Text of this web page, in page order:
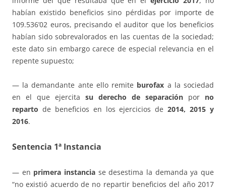
habían existido beneficios sino pérdidas por importe de
109.536’02 euros, precisando el auditor que los beneficios
habían sido sobrevalorados en las cuentas de la sociedad;
este dato sin embargo carece de especial relevancia en el
repente supuesto;
— la demandante ante ello remite burofax a la sociedad
en el que ejercita su derecho de separación por no
reparto de beneficios en los ejercicios de2014, 2015 y
2016.
Sentencia 1ª Instancia
— en primera instancia se desestima la demanda ya que
“no existió acuerdo de no repartir beneficios del año 2017